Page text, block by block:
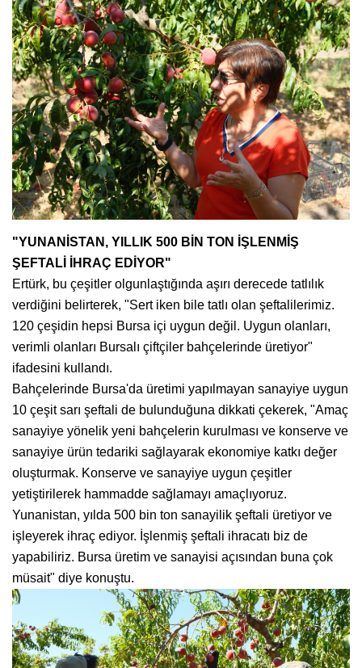
"YUNANİSTAN, YILLIK 500 BİN TON İŞLENMİŞ
ŞEFTALİ İHRAÇ EDİYOR"
Ertürk, bu çeşitler olgunlaştığında aşırı derecede tatlılık
verdiğini belirterek, "Sert iken bile tatlı olan şeftalilerimiz.
120 çeşidin hepsi Bursa içi uygun değil. Uygun olanları,
verimli olanları Bursalı çiftçiler bahçelerinde üretiyor"
ifadesini kullandı.
Bahçelerinde Bursa'da üretimi yapılmayan sanayiye uygun
10 çeşit sarı şeftali de bulunduğuna dikkati çekerek, "Amaç
sanayiye yönelik yeni bahçelerin kurulması ve konserve ve
sanayiye ürün tedariki sağlayarak ekonomiye katkı değer
oluşturmak. Konserve ve sanayiye uygun çeşitler
yetiştirilerek hammadde sağlamayı amaçlıyoruz.
Yunanistan, yılda 500 bin ton sanayilik şeftali üretiyor ve
işleyerek ihraç ediyor. İşlenmiş şeftali ihracatı biz de
yapabiliriz. Bursa üretim ve sanayisi açısından buna çok
müsait" diye konuştu.